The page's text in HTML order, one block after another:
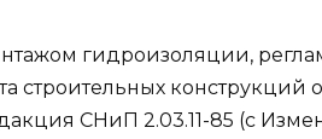
гидроизоляции,
строительных конструкций
СНиП 2.03.11-85 (с